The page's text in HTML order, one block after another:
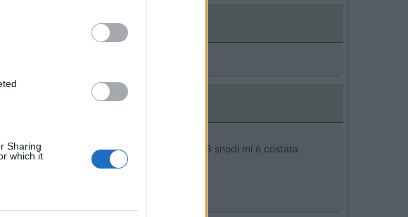
Sharing
which it
per l'inclinazione della staffa (quella a 3 snodi mi è costata